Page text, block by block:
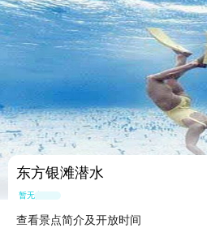
东方银滩潜水
暂无点评
查看景点简介及开放时间
